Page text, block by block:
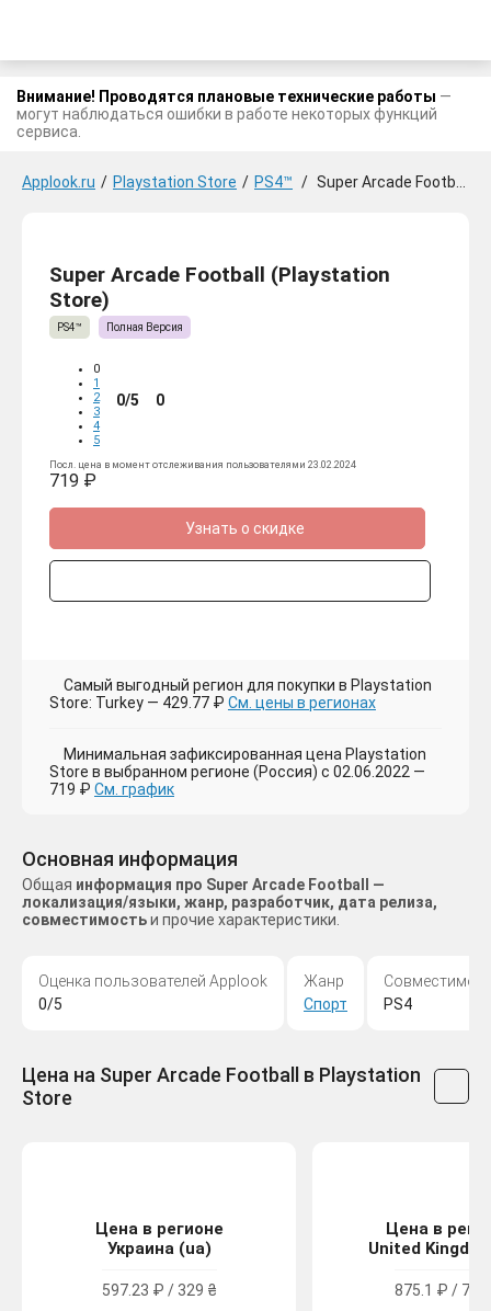
Внимание! Проводятся плановые технические работы —
могут наблюдаться ошибки в работе некоторых функций
сервиса.
Applook.ru / Playstation Store / PS4™ / Super Arcade Football
Super Arcade Football (Playstation
Store)
PS4™ Полная Версия
0
1
2
3
4
5
0/5 0
Посл. цена в момент отслеживания пользователями 23.02.2024
719 ₽
Узнать о скидке
Самый выгодный регион для покупки в Playstation
Store: Turkey — 429.77 ₽ См. цены в регионах
Минимальная зафиксированная цена Playstation
Store в выбранном регионе (Россия) с 02.06.2022 —
719 ₽ См. график
Основная информация
Общая информация про Super Arcade Football —
локализация/языки, жанр, разработчик, дата релиза,
совместимостьи прочие характеристики.
Оценка пользователей Applook
0/5
Жанр
Спорт
PS4
Цена на Super Arcade Football в Playstation
Store
Цена в регионе
Украина (ua)
597.23 ₽ / 329 ₴
Цена в
United
875.1 ₽ /